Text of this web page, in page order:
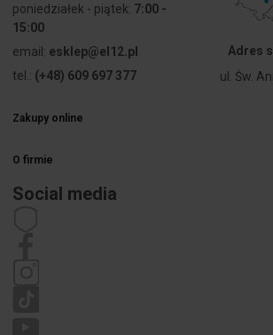
napięcie
zasilające
dla AC 50 Hz
napięcie
wyjściowe
wyjściowa
poniedziałek - piątek: 7:00 -
15:00
email: esklep@el12.pl
tel.: (+48) 609 697 377
Adres
ul. Św.
Zakupy online
Sposoby dostawy
Płatności
O firmie
Kariera
Social media